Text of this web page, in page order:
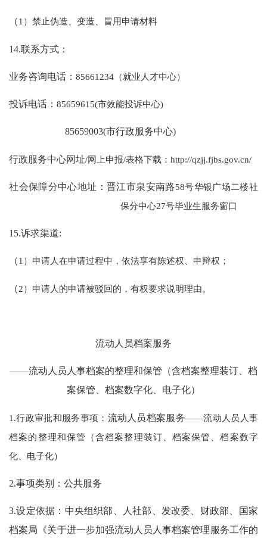
（1）禁止伪造、变造、冒用申请材料
14.联系方式：
业务咨询电话：85661234（就业人才中心）
投诉电话：85659615(市效能投诉中心)
85659003(市行政服务中心)
行政服务中心网址/网上申报/表格下载：http://qzjj.fjbs.gov.cn/
社会保障分中心地址：晋江市泉安南路58号华银广场二楼社
保分中心27号毕业生服务窗口
15.诉求渠道:
（1）申请人在申请过程中，依法享有陈述权、申辩权；
（2）申请人的申请被驳回的，有权要求说明理由。
流动人员档案服务
——流动人员人事档案的整理和保管（含档案整理装订、档
案保管、档案数字化、电子化）
1.行政审批和服务事项： 流动人员档案服务——流动人员人事
档案的整理和保管（含档案整理装订、档案保管、档案数字
化、电子化）
2.事项类别：公共服务
3.设定依据：中央组织部、人社部、发改委、财政部、国家
档案局《关于进一步加强流动人员人事档案管理服务工作的